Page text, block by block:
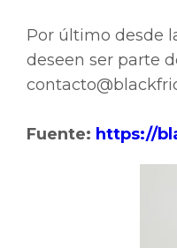
Por último desde
deseen ser parte
Fuente: https://